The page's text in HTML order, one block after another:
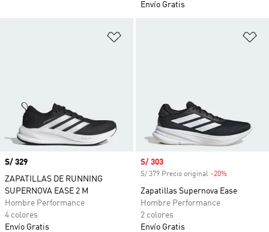
Envío Gratis
Precio
S/ 329
ZAPATILLAS DE RUNNING
SUPERNOVA EASE 2 M
Hombre Performance
4 colores
Envío Gratis
Precio de venta
S/ 303
S/ 379 Precio original -20%
Zapatillas Supernova Ease
Hombre Performance
2 colores
Envío Gratis